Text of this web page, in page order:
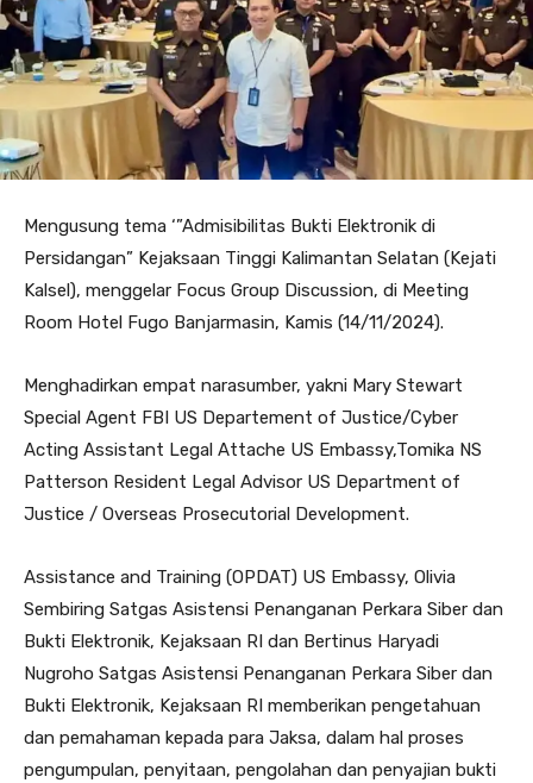
Mengusung tema ‘”Admisibilitas Bukti Elektronik di
Persidangan” Kejaksaan Tinggi Kalimantan Selatan (Kejati
Kalsel), menggelar Focus Group Discussion, di Meeting
Room Hotel Fugo Banjarmasin, Kamis (14/11/2024).
Menghadirkan empat narasumber, yakni Mary Stewart
Special Agent FBI US Departement of Justice/Cyber
Acting Assistant Legal Attache US Embassy,Tomika NS
Patterson Resident Legal Advisor US Department of
Justice / Overseas Prosecutorial Development.
Assistance and Training (OPDAT) US Embassy, Olivia
Sembiring Satgas Asistensi Penanganan Perkara Siber dan
Bukti Elektronik, Kejaksaan RI dan Bertinus Haryadi
Nugroho Satgas Asistensi Penanganan Perkara Siber dan
Bukti Elektronik, Kejaksaan RI memberikan pengetahuan
dan pemahaman kepada para Jaksa, dalam hal proses
pengumpulan, penyitaan, pengolahan dan penyajian bukti